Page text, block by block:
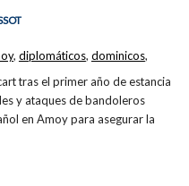
tras el primer año de estancia
y ataques de bandoleros
en Amoy para asegurar la
, diplomáticos, dominicos,